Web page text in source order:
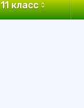
11 класс